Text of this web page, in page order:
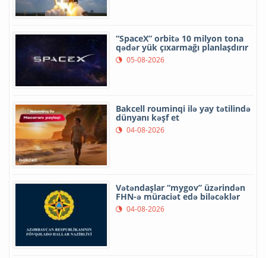
“SpaceX” orbitə 10 milyon tona
qədər yük çıxarmağı planlaşdırır
05-08-2026
Bakcell rouminqi ilə yay tətilində
dünyanı kəşf et
04-08-2026
Vətəndaşlar “mygov” üzərindən
FHN-ə müraciət edə biləcəklər
04-08-2026